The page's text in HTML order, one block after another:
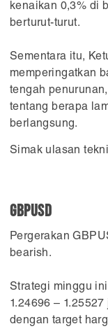
kenaikan 0,3% di
berturut-turut.
Sementara itu,
memperingatkan
tengah
tentang berapa
berlangsung.
Simak ulasan
GBPUSD
Pergerakan
bearish.
Strategi minggu
1.24696 –
dengan target